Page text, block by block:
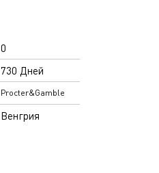
0
730 Дней
Procter&Gamble
Венгрия